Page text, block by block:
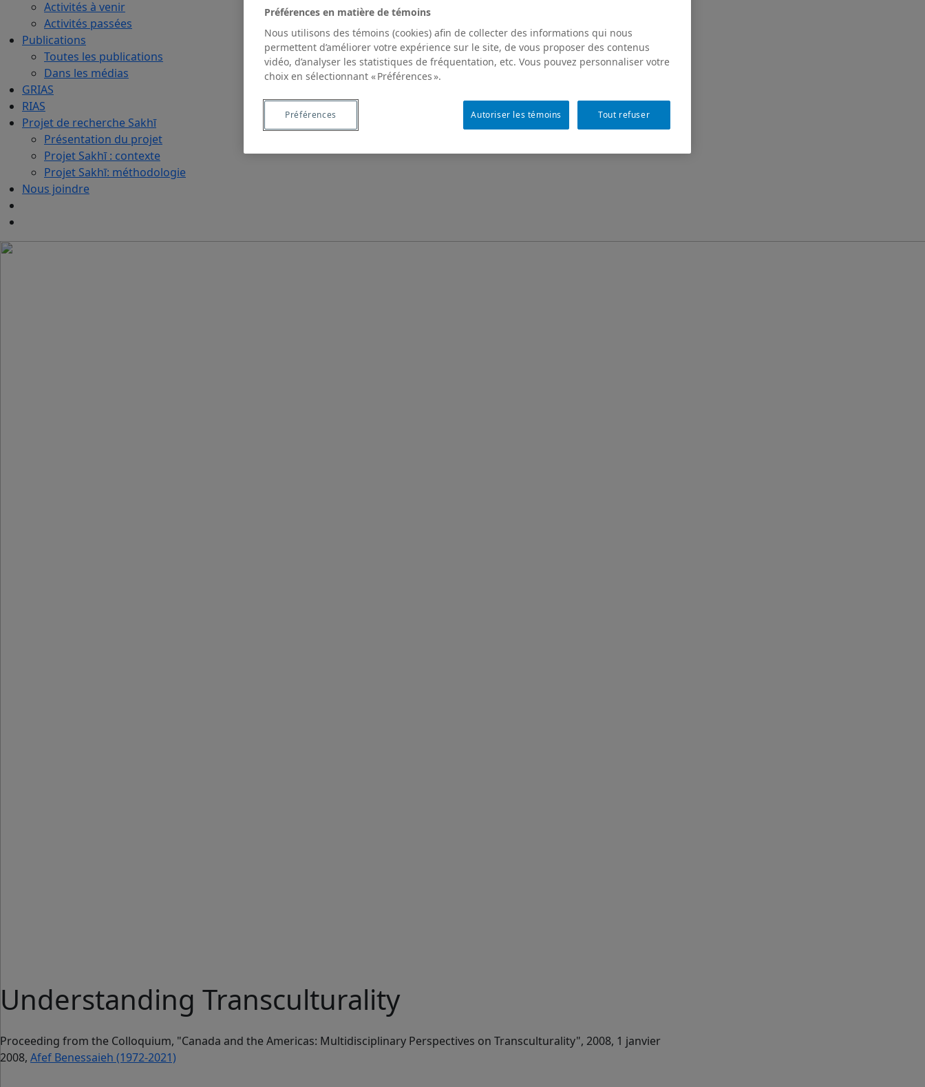
Activités à venir
Activités passées
Publications
Toutes les publications
Dans les médias
GRIAS
RIAS
Projet de recherche Sakhī
Présentation du projet
Projet Sakhī : contexte
Projet Sakhī: méthodologie
Nous joindre
Understanding Transculturality
Proceeding from the Colloquium, "Canada and the Americas: Multidisciplinary Perspectives on Transculturality", 2008, 1 janvier
2008, Afef Benessaieh (1972-2021)
Préférences en matière de témoins
Nous utilisons des témoins (cookies) afin de collecter des informations qui nous
permettent d’améliorer votre expérience sur le site, de vous proposer des contenus
vidéo, d’analyser les statistiques de fréquentation, etc. Vous pouvez personnaliser votre
choix en sélectionnant « Préférences ».
Tout refuser
Autoriser les témoins
Préférences